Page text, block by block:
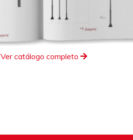
Ver catálogo completo